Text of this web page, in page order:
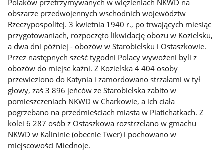
Polaków przetrzymywanych w więzieniach NKWD na
obszarze przedwojennych wschodnich województw
Rzeczypospolitej. 3 kwietnia 1940 r., po trwających miesiąc
przygotowaniach, rozpoczęto likwidację obozu w Kozielsku,
a dwa dni później - obozów w Starobielsku i Ostaszkowie.
Przez następnych sześć tygodni Polacy wywożeni byli z
obozów do miejsc kaźni. Z Kozielska 4 404 osoby
przewieziono do Katynia i zamordowano strzałami w tył
głowy, zaś 3 896 jeńców ze Starobielska zabito w
pomieszczeniach NKWD w Charkowie, a ich ciała
pogrzebano na przedmieściach miasta w Piatichatkach. Z
kolei 6 287 osób z Ostaszkowa rozstrzelano w gmachu
NKWD w Kalininie (obecnie Twer) i pochowano w
miejscowości Miednoje.